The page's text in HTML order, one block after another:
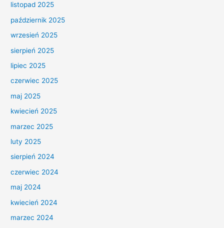
listopad 2025
październik 2025
wrzesień 2025
sierpień 2025
lipiec 2025
czerwiec 2025
maj 2025
kwiecień 2025
marzec 2025
luty 2025
sierpień 2024
czerwiec 2024
maj 2024
kwiecień 2024
marzec 2024